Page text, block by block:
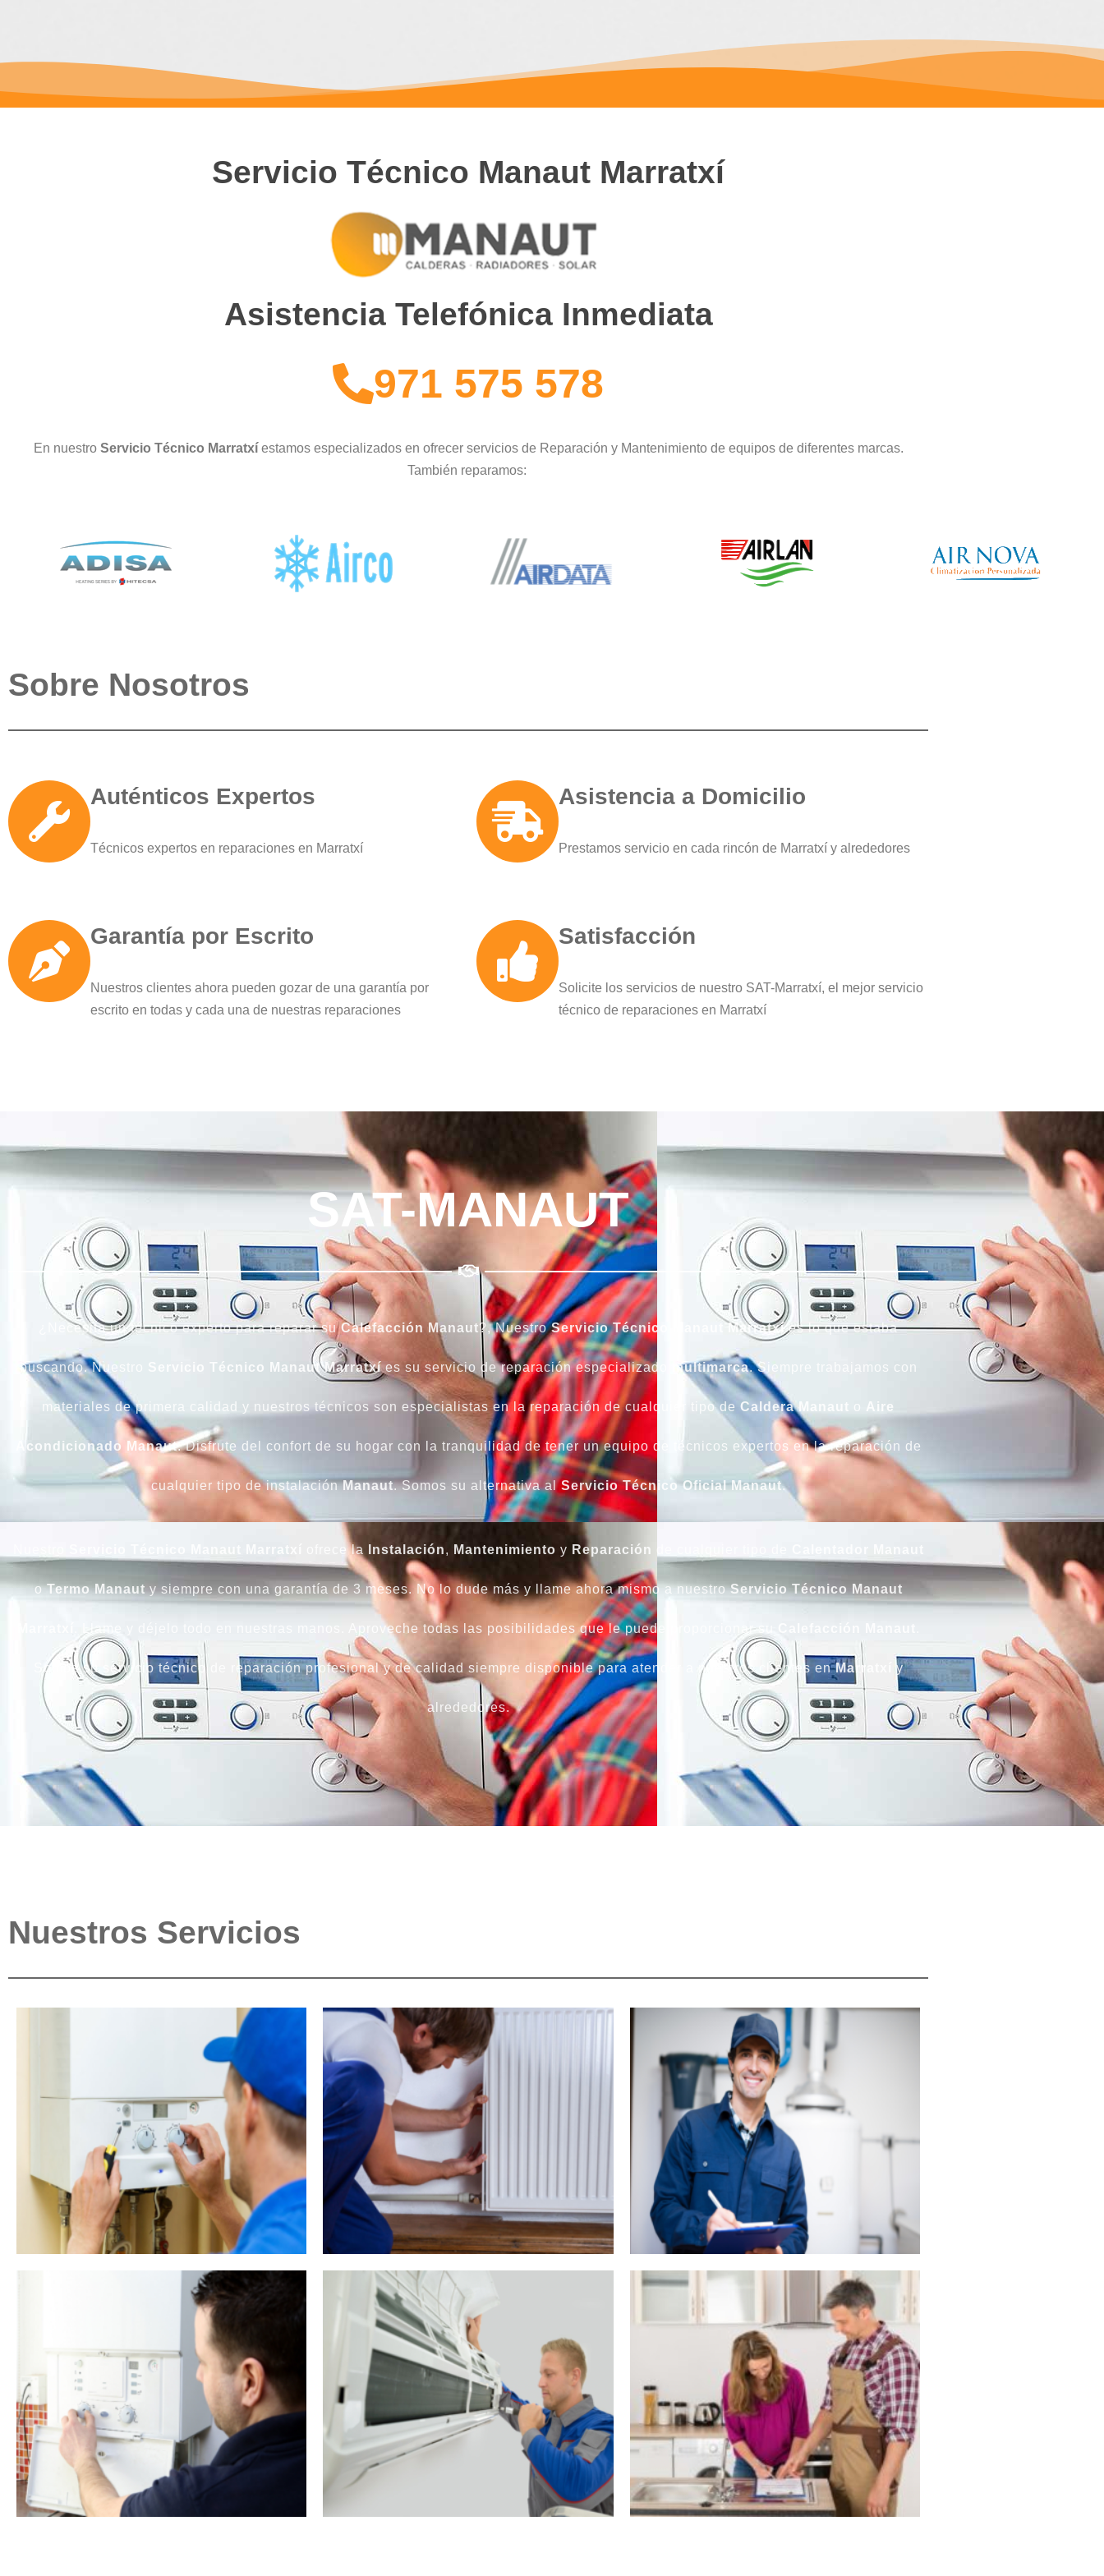
Servicio Técnico Manaut Marratxí
Asistencia Telefónica Inmediata
971 575 578
En nuestro Servicio Técnico Marratxíestamos especializados en ofrecer servicios de Reparación y Mantenimiento de equipos de diferentes marcas.
También reparamos:
Sobre Nosotros
Auténticos Expertos
Técnicos expertos en reparaciones en Marratxí
Asistencia a Domicilio
Prestamos servicio en cada rincón de Marratxí y alrededores
Garantía por Escrito
Nuestros clientes ahora pueden gozar de una garantía por
escrito en todas y cada una de nuestras reparaciones
Satisfacción
Solicite los servicios de nuestro SAT-Marratxí, el mejor servicio
técnico de reparaciones en Marratxí
SAT-MANAUT
¿Necesita un técnico experto para reparar suCalefacción Manaut?, NuestroServicio Técnico Manaut Marratxíes lo que estaba
buscando. Nuestro Servicio Técnico Manaut Marratxíes su servicio de reparación especializado multimarca. Siempre trabajamos con
materiales de primera calidad y nuestros técnicos son especialistas en la reparación de cualquier tipo de Caldera Manaut o Aire
Acondicionado Manaut. Disfrute del confort de su hogar con la tranquilidad de tener un equipo de técnicos expertos en la reparación de
cualquier tipo de instalaciónManaut. Somos su alternativa alServicio Técnico Oficial Manaut.
Servicio Técnico Manaut Marratxí ofrece la Instalación, Mantenimiento y Reparación
oTermo Manauty siempre con una garantía de 3 meses. No lo dude más y llame ahora mismo a nuestroServicio Técnico Manaut
. Llame y déjelo todo en nuestras manos. Aproveche todas las posibilidades que le puede proporcionar su
Somos su servicio técnico de reparación profesional y de calidad siempre disponible para atender a nuestros clientes enMarratxí y
alrededores.
Nuestros Servicios